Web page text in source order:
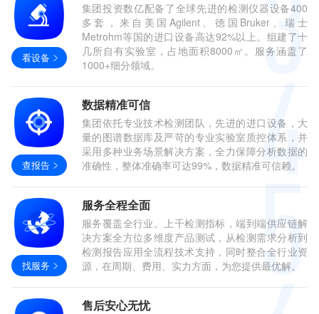
看设备
集团投资数亿配备了全球先进的检测仪器设备400
多套，来自美国Agilent、德国Bruker、瑞士
Metrohm等国的进口设备高达92%以上。组建了十
几所自有实验室，占地面积8000㎡。服务涵盖了
1000+细分领域。
查报告
数据精准可信
集团依托专业技术检测团队，先进的进口设备，大
量的图谱数据库及严苛的专业实验室质控体系，并
采用多种业务场景解决方案，全力保障分析数据的
准确性，整体准确率可达99%，数据精准可信赖。
找服务
服务全程全面
服务覆盖全行业。上千检测指标，端到端供应链解
决方案全方位多维度产品测试，从检测需求分析到
检测报告应用全流程技术支持，同时整合全行业资
源，在周期、费用、实力方面，为您提供最优解。
售后安心无忧